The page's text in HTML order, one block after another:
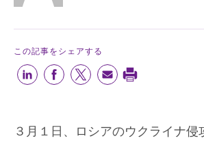
この記事をシェアする
３月１日、ロシアのウクライナ侵